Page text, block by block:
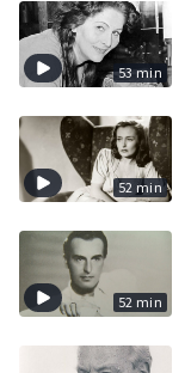
53 min
52 min
52 min